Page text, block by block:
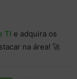
TI e adquira os
na área! 🚀